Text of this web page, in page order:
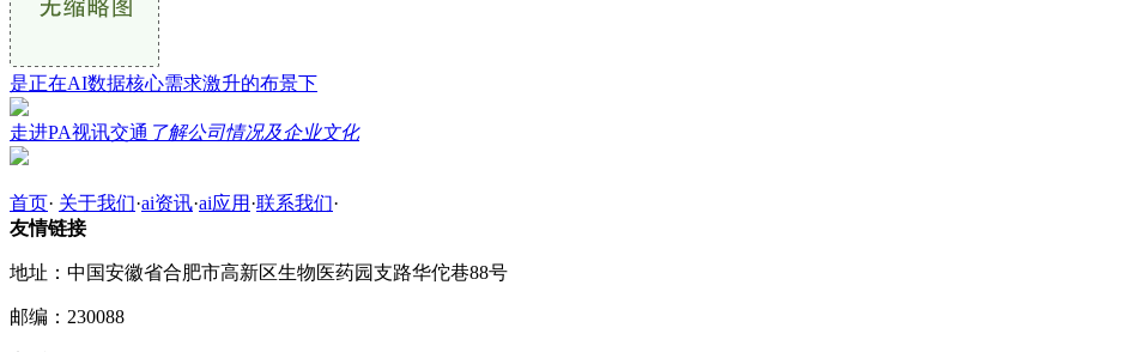
是正在AI数据核心需求激升的布景下
走进PA视讯交通 了解公司情况及企业文化
首页· 关于我们·ai资讯·ai应用 ·联系我们·
友情链接
地址：中国安徽省合肥市高新区生物医药园支路华佗巷88号
邮编：230088